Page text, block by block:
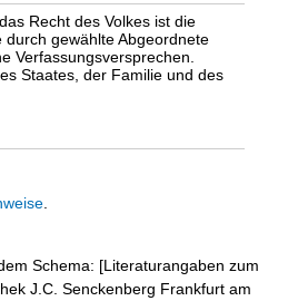
Recht des Volkes ist die
gewählte Abgeordnete
Verfassungsversprechen.
Staates, der Familie und des
Schema: [Literaturangaben zum
J.C. Senckenberg Frankfurt am